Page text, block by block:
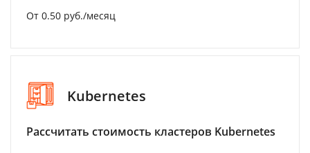
От 0.50 руб./месяц
Kubernetes
Рассчитать стоимость кластеров Kubernetes